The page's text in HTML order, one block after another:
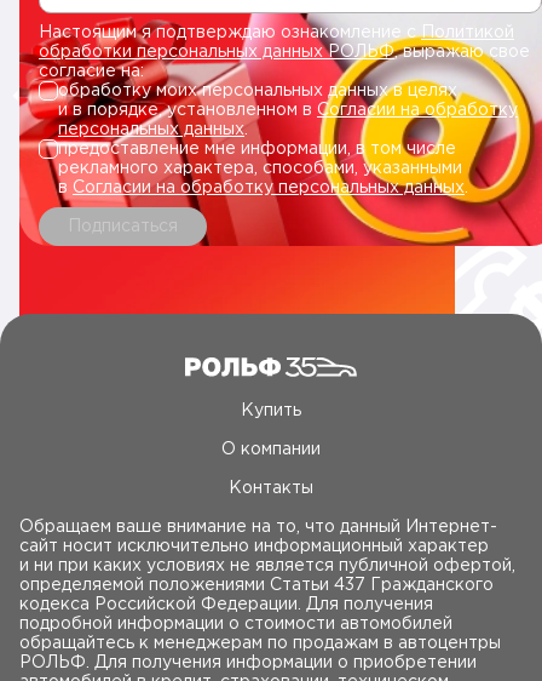
Настоящим я подтверждаю ознакомление сПолитикой
обработки персональных данных РОЛЬФ, выражаю свое
согласие на:
обработку моих персональных данных в целях
и в порядке, установленном в Согласии на обработку
персональных данных.
предоставление мне информации, в том числе
рекламного характера, способами, указанными
в Согласии на обработку персональных данных
Подписаться
Купить
О компании
Контакты
Обращаем ваше внимание на то, что данный Интернет-
сайт носит исключительно информационный характер
и ни при каких условиях не является публичной офертой,
определяемой положениями Статьи 437 Гражданского
кодекса Российской Федерации. Для получения
подробной информации о стоимости автомобилей
обращайтесь к менеджерам по продажам в автоцентры
РОЛЬФ. Для получения информации о приобретении